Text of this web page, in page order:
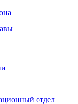
отдел